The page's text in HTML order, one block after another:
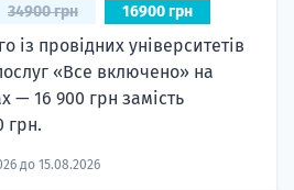
34900 грн 16900 грн
із провідних університетів
«Все включено» на
— 16 900 грн замість
грн.
до 15.08.2026